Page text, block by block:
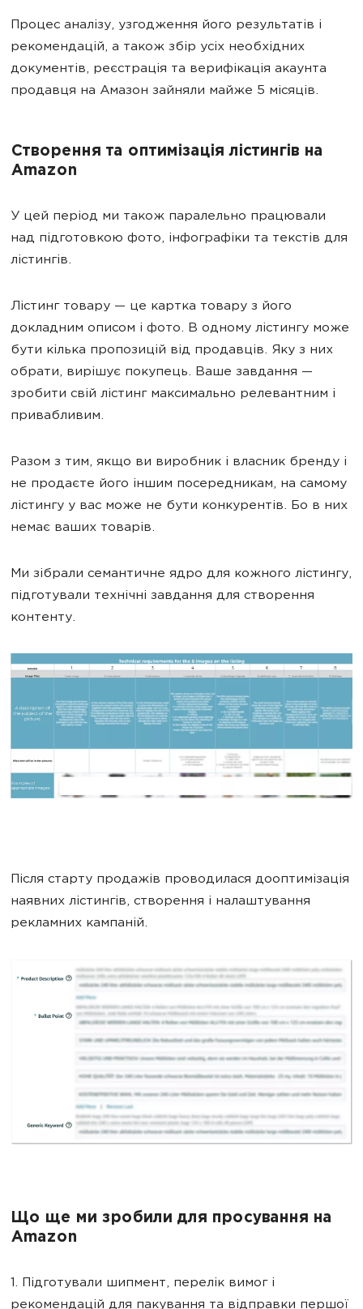
Процес аналізу, узгодження його результатів і
рекомендацій, а також збір усіх необхідних
документів, реєстрація та верифікація акаунта
продавця на Амазон зайняли майже 5 місяців.
Створення та оптимізація лістингів на
Amazon
У цей період ми також паралельно працювали
над підготовкою фото, інфографіки та текстів для
лістингів.
Лістинг товару — це картка товару з його
докладним описом і фото. В одному лістингу може
бути кілька пропозицій від продавців. Яку з них
обрати, вирішує покупець. Ваше завдання —
зробити свій лістинг максимально релевантним і
привабливим.
Разом з тим, якщо ви виробник і власник бренду і
не продаєте його іншим посередникам, на самому
лістингу у вас може не бути конкурентів. Бо в них
немає ваших товарів.
Ми зібрали семантичне ядро для кожного лістингу,
підготували технічні завдання для створення
контенту.
Після старту продажів проводилася дооптимізація
наявних лістингів, створення і налаштування
рекламних кампаній.
Що ще ми зробили для просування на
Amazon
1. Підготували шипмент, перелік вимог і
рекомендацій для пакування та відправки першої